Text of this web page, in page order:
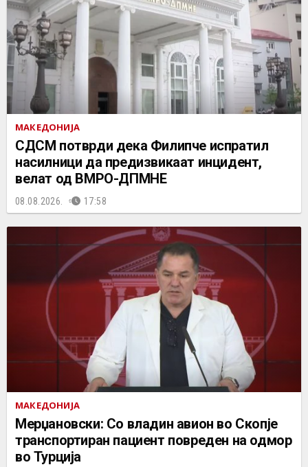
МАКЕДОНИЈА
СДСМ потврди дека Филипче испратил
насилници да предизвикаат инцидент,
велат од ВМРО-ДПМНЕ
08.08.2026. 17:58
МАКЕДОНИЈА
Мерџановски: Со владин авион во Скопје
транспортиран пациент повреден на одмор
во Турција